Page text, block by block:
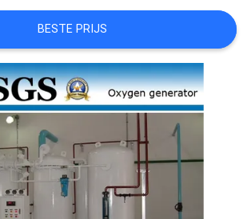
BESTE PRIJS